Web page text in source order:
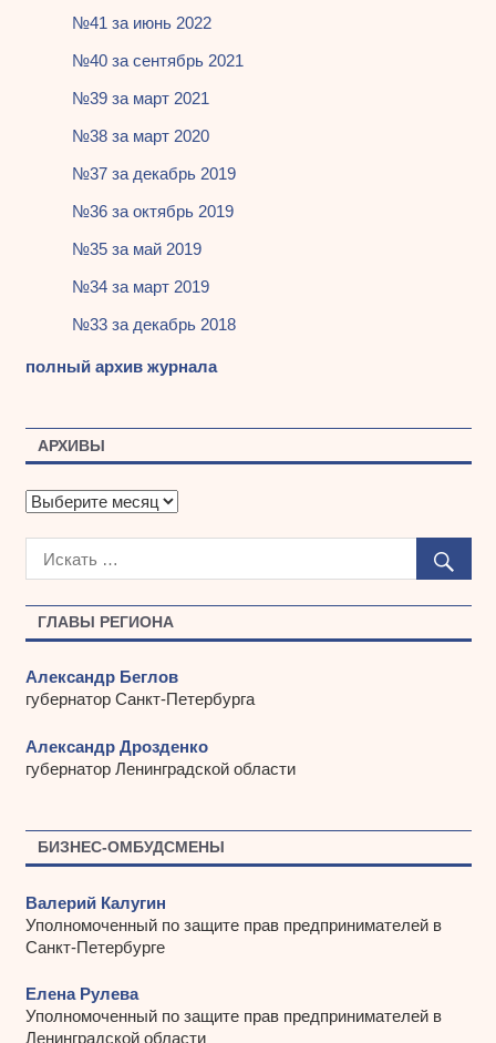
ГЛАВЫ РЕГИОНА
Александр Беглов
губернатор Санкт-Петербурга
Александр Дрозденко
губернатор Ленинградской области
БИЗНЕС-ОМБУДСМЕНЫ
Валерий Калугин
Уполномоченный по защите прав предпринимателей в
Санкт-Петербурге
Елена Рулева
Уполномоченный по защите прав предпринимателей в
Ленинградской области
№41 за июнь 2022
№40 за сентябрь 2021
№39 за март 2021
№38 за март 2020
№37 за декабрь 2019
№36 за октябрь 2019
№35 за май 2019
№34 за март 2019
№33 за декабрь 2018
полный архив журнала
АРХИВЫ
А
х
ы